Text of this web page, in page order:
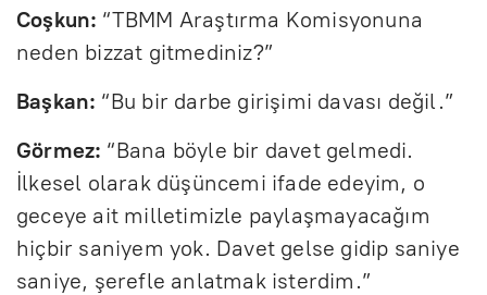
Coşkun: “TBMM Araştırma Komisyonuna
neden bizzat gitmediniz?”
Başkan: “Bu bir darbe girişimi davası değil.”
Görmez: “Bana böyle bir davet gelmedi.
İlkesel olarak düşüncemi ifade edeyim, o
geceye ait milletimizle paylaşmayacağım
hiçbir saniyem yok. Davet gelse gidip saniye
saniye, şerefle anlatmak isterdim.”